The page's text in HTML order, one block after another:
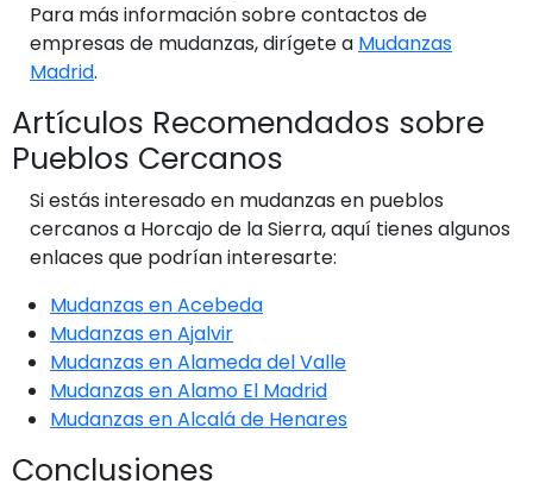
Para más información sobre contactos de
empresas de mudanzas, dirígete a Mudanzas
Madrid.
Artículos Recomendados sobre
Pueblos Cercanos
Si estás interesado en mudanzas en pueblos
cercanos a Horcajo de la Sierra, aquí tienes algunos
enlaces que podrían interesarte:
Mudanzas en Acebeda
Mudanzas en Ajalvir
Mudanzas en Alameda del Valle
Mudanzas en Alamo El Madrid
Mudanzas en Alcalá de Henares
Conclusiones